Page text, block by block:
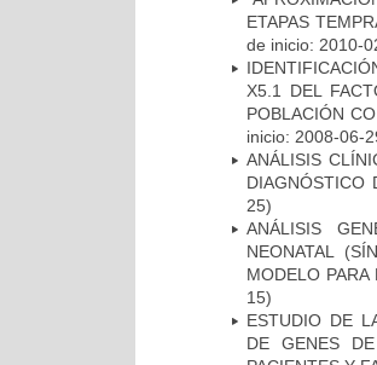
ETAPAS
de inicio: 2010-
X5.1 DEL
POBLACIÓN
inicio: 2008-06-
ANÁLISIS
DIAGNÓSTICO
25)
ANÁLISIS
NEONATAL
MODELO
15)
ESTUDIO DE
DE GENES